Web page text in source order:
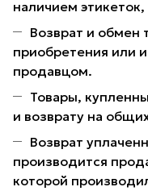
наличием
Возврат и обмен
приобретения или
продавцом.
Товары,
и возврату на
Возврат
производится
которой